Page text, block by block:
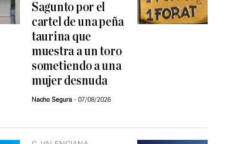
Sagunto por el
cartel de una peña
taurina que
muestra a un toro
sometiendo a una
mujer desnuda
Nacho Segura 07/08/2026